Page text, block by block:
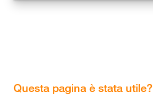
Questa pagina è stata utile?